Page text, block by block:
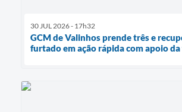
30 JUL 2026 - 17h32
GCM de Valinhos prende três e
furtado em ação rápida com apoio